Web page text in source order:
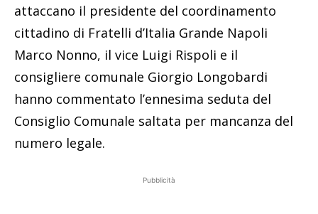
attaccano il presidente del coordinamento
cittadino di Fratelli d’Italia Grande Napoli
Marco Nonno, il vice Luigi Rispoli e il
consigliere comunale Giorgio Longobardi
hanno commentato l’ennesima seduta del
Consiglio Comunale saltata per mancanza del
numero legale.
Pubblicità